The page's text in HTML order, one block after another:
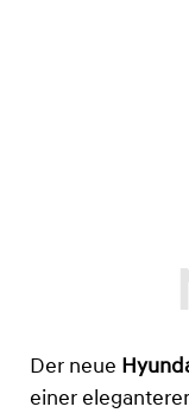
Der neue
einer